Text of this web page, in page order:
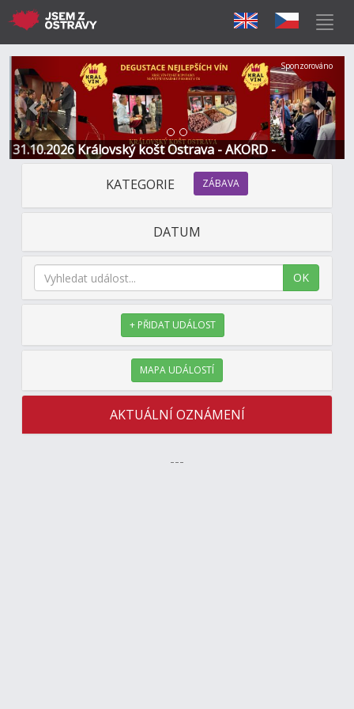
31.10.2026 Královský košt Ostrava - AKORD -
Restaurace a Hotel
Předchozí Další
Sponzorováno
KATEGORIE ZÁBAVA
DATUM
OK
+ PŘIDAT UDÁLOST
MAPA UDÁLOSTÍ
AKTUÁLNÍ OZNÁMENÍ
---